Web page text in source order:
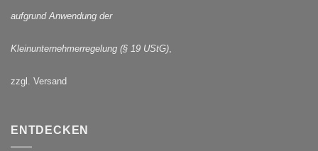
aufgrund Anwendung der
Kleinunternehmerregelung (§ 19 UStG),
zzgl. Versand
ENTDECKEN